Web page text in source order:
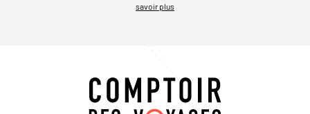
savoir plus